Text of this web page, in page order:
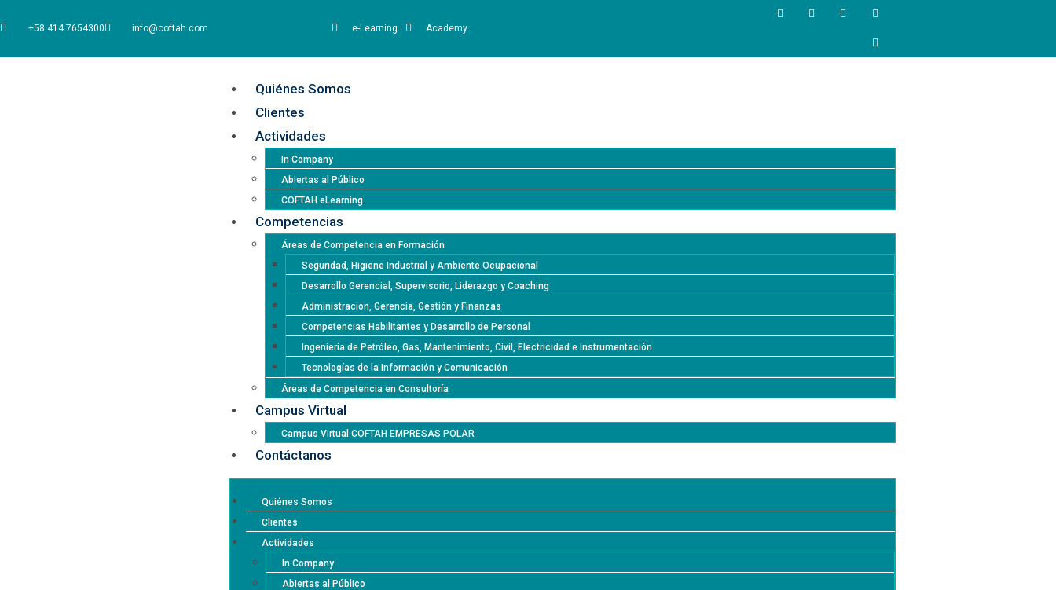
+58 414 7654300 info@coftah.com e-Learning Academy
Quiénes Somos
Clientes
Actividades
In Company
Abiertas al Público
COFTAH eLearning
Competencias
Áreas de Competencia en Formación
Seguridad, Higiene Industrial y Ambiente Ocupacional
Desarrollo Gerencial, Supervisorio, Liderazgo y Coaching
Administración, Gerencia, Gestión y Finanzas
Competencias Habilitantes y Desarrollo de Personal
Ingeniería de Petróleo, Gas, Mantenimiento, Civil, Electricidad e Instrumentación
Tecnologías de la Información y Comunicación
Áreas de Competencia en Consultoría
Campus Virtual
Campus Virtual COFTAH EMPRESAS POLAR
Contáctanos
Quiénes Somos
Clientes
Actividades
In Company
Abiertas al Público